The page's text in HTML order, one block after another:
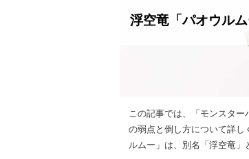
浮空竜「パオウル
この記事では、「モンスタ
の弱点と倒し方について詳し
ルムー」は、別名「浮空竜」